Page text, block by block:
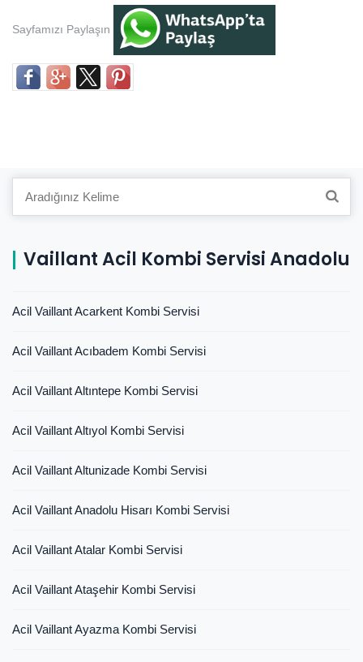
Sayfamızı Paylaşın
Vaillant Acil Kombi Servisi Anadolu
Acil Vaillant Acarkent Kombi Servisi
Acil Vaillant Acıbadem Kombi Servisi
Acil Vaillant Altıntepe Kombi Servisi
Acil Vaillant Altıyol Kombi Servisi
Acil Vaillant Altunizade Kombi Servisi
Acil Vaillant Anadolu Hisarı Kombi Servisi
Acil Vaillant Atalar Kombi Servisi
Acil Vaillant Ataşehir Kombi Servisi
Acil Vaillant Ayazma Kombi Servisi